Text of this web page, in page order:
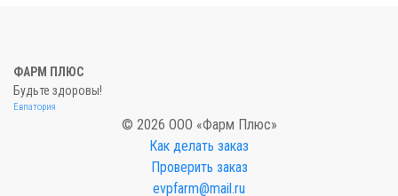
ФАРМ ПЛЮС
Будьте здоровы!
Евпатория
© 2026 ООО «Фарм Плюс»
Как делать заказ
Проверить заказ
evpfarm@mail.ru